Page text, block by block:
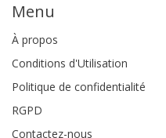
Menu
À propos
Conditions d'Utilisation
Politique de confidentialité
RGPD
Contactez-nous